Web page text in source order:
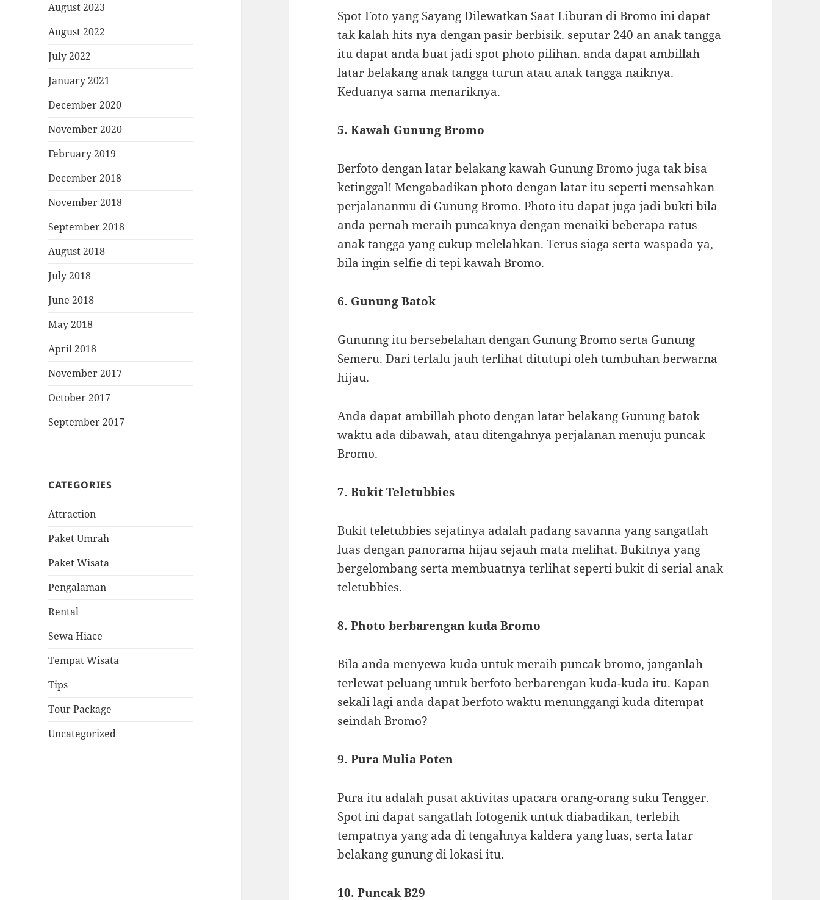
August 2023
August 2022
July 2022
January 2021
December 2020
November 2020
February 2019
December 2018
November 2018
September 2018
August 2018
July 2018
June 2018
May 2018
April 2018
November 2017
October 2017
September 2017
CATEGORIES
Attraction
Paket Umrah
Paket Wisata
Pengalaman
Rental
Sewa Hiace
Tempat Wisata
Tips
Tour Package
Uncategorized
Spot Foto yang Sayang Dilewatkan Saat Liburan di Bromo ini dapat
tak kalah hits nya dengan pasir berbisik. seputar 240 an anak tangga
itu dapat anda buat jadi spot photo pilihan. anda dapat ambillah
latar belakang anak tangga turun atau anak tangga naiknya.
Keduanya sama menariknya.
5. Kawah Gunung Bromo
Berfoto dengan latar belakang kawah Gunung Bromo juga tak bisa
ketinggal! Mengabadikan photo dengan latar itu seperti mensahkan
perjalananmu di Gunung Bromo. Photo itu dapat juga jadi bukti bila
anda pernah meraih puncaknya dengan menaiki beberapa ratus
anak tangga yang cukup melelahkan. Terus siaga serta waspada ya,
bila ingin selfie di tepi kawah Bromo.
6. Gunung Batok
Gununng itu bersebelahan dengan Gunung Bromo serta Gunung
Semeru. Dari terlalu jauh terlihat ditutupi oleh tumbuhan berwarna
hijau.
Anda dapat ambillah photo dengan latar belakang Gunung batok
waktu ada dibawah, atau ditengahnya perjalanan menuju puncak
Bromo.
7. Bukit Teletubbies
Bukit teletubbies sejatinya adalah padang savanna yang sangatlah
luas dengan panorama hijau sejauh mata melihat. Bukitnya yang
bergelombang serta membuatnya terlihat seperti bukit di serial anak
teletubbies.
8. Photo berbarengan kuda Bromo
Bila anda menyewa kuda untuk meraih puncak bromo, janganlah
terlewat peluang untuk berfoto berbarengan kuda-kuda itu. Kapan
sekali lagi anda dapat berfoto waktu menunggangi kuda ditempat
seindah Bromo?
9. Pura Mulia Poten
Pura itu adalah pusat aktivitas upacara orang-orang suku Tengger.
Spot ini dapat sangatlah fotogenik untuk diabadikan, terlebih
tempatnya yang ada di tengahnya kaldera yang luas, serta latar
belakang gunung di lokasi itu.
10. Puncak B29